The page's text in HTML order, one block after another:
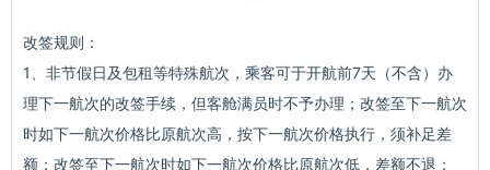
改签规则：
1、非节假日及包租等特殊航次，乘客可于开航前7天（不含）办
理下一航次的改签手续，但客舱满员时不予办理；改签至下一航次
时如下一航次价格比原航次高，按下一航次价格执行，须补足差
额；改签至下一航次时如下一航次价格比原航次低，差额不退；